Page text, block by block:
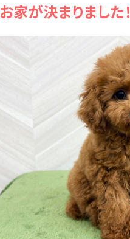
お家が決まりました！